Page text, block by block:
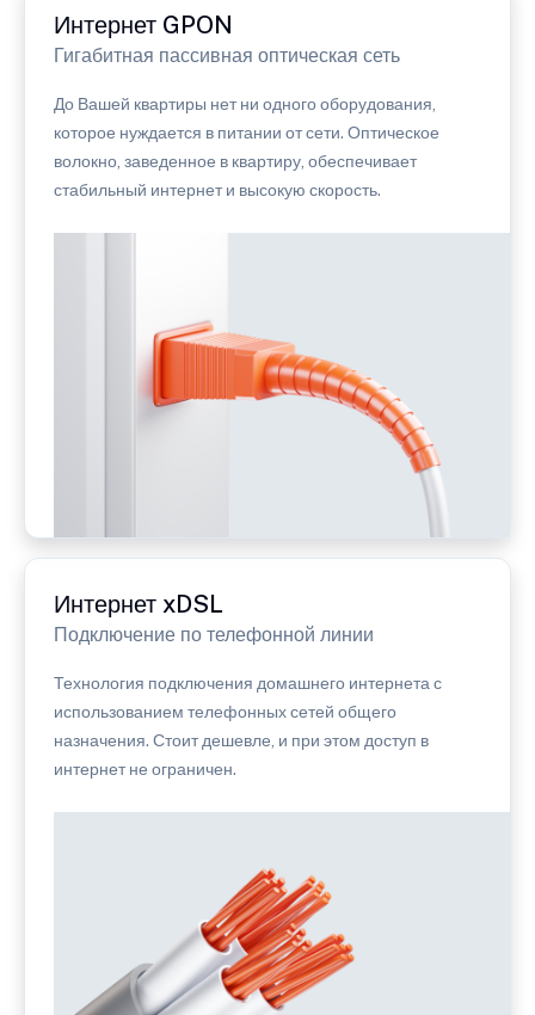
Интернет GPON
Гигабитная пассивная оптическая сеть
До Вашей квартиры нет ни одного оборудования,
которое нуждается в питании от сети. Оптическое
волокно, заведенное в квартиру, обеспечивает
стабильный интернет и высокую скорость.
Интернет xDSL
Подключение по телефонной линии
Технология подключения домашнего интернета с
использованием телефонных сетей общего
назначения. Стоит дешевле, и при этом доступ в
интернет не ограничен.